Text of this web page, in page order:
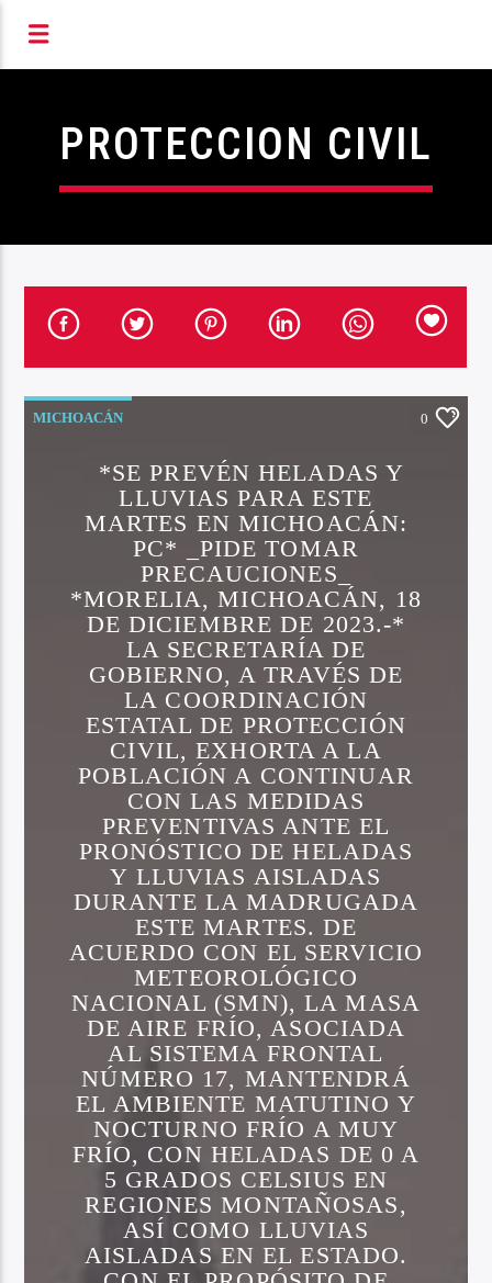
RADIOFÓNICOS DE
PROTECCION CIVIL
MICHOACÁN 0
*SE PREVÉN HELADAS Y
LLUVIAS PARA ESTE
MARTES EN MICHOACÁN:
PC* _PIDE TOMAR
PRECAUCIONES_
*MORELIA, MICHOACÁN, 18
DE DICIEMBRE DE 2023.-*
LA SECRETARÍA DE
GOBIERNO, A TRAVÉS DE
LA COORDINACIÓN
ESTATAL DE PROTECCIÓN
CIVIL, EXHORTA A LA
POBLACIÓN A CONTINUAR
CON LAS MEDIDAS
PREVENTIVAS ANTE EL
PRONÓSTICO DE HELADAS
Y LLUVIAS AISLADAS
DURANTE LA MADRUGADA
ESTE MARTES. DE
ACUERDO CON EL SERVICIO
METEOROLÓGICO
NACIONAL (SMN), LA MASA
DE AIRE FRÍO, ASOCIADA
AL SISTEMA FRONTAL
NÚMERO 17, MANTENDRÁ
EL AMBIENTE MATUTINO Y
NOCTURNO FRÍO A MUY
FRÍO, CON HELADAS DE 0 A
5 GRADOS CELSIUS EN
REGIONES MONTAÑOSAS,
ASÍ COMO LLUVIAS
AISLADAS EN EL ESTADO.